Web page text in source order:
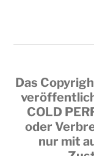
Das
COLD
oder
nur mit